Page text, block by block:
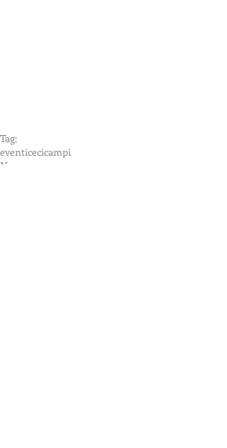
Tag:
eventicecicampi
News